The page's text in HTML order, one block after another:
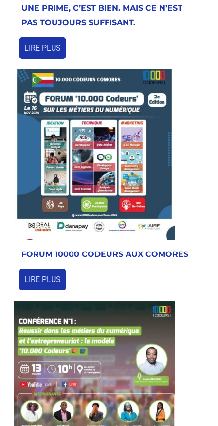
UNE PRIME, C’EST BIEN. MAIS CE N’EST
PAS TOUJOURS SUFFISANT.
LIRE PLUS
FORUM 10000 CODEURS AUX COMORES
LIRE PLUS